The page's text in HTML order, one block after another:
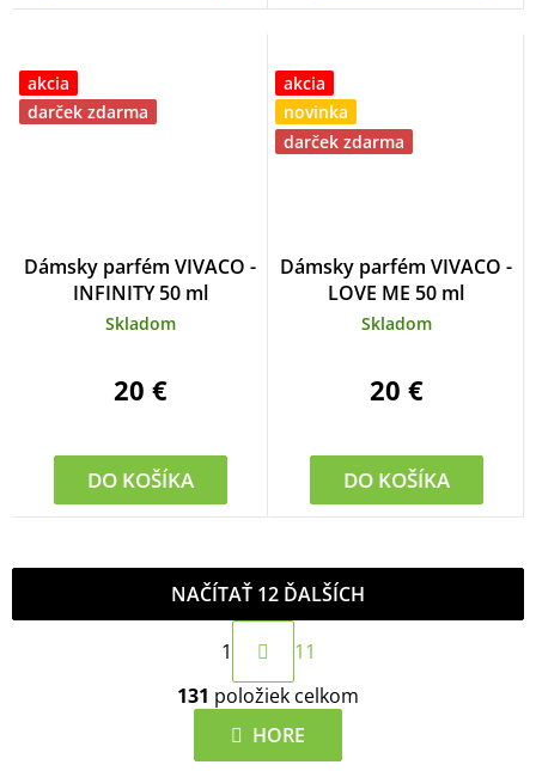
akcia
darček zdarma
Dámsky parfém VIVACO -
INFINITY 50 ml
Skladom
20 €
DO KOŠÍKA
akcia
novinka
darček zdarma
Dámsky parfém VIVACO -
LOVE ME 50 ml
Skladom
20 €
DO KOŠÍKA
O
v
l
á
NAČÍTAŤ 12 ĎALŠÍCH
S
t
r
á
n
1
11
131 položiek celkom
HORE